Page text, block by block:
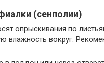
(сенполии)
опрыскивания по
влажность вокруг.